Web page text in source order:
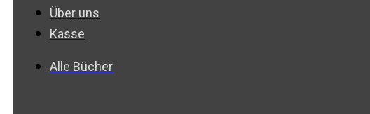
Über uns
Kasse
Alle Bücher